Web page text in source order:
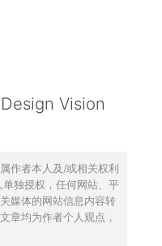
Vision
作者本人及/或相关权利
独授权，任何网站、平
媒体的网站信息内容转
章均为作者个人观点，